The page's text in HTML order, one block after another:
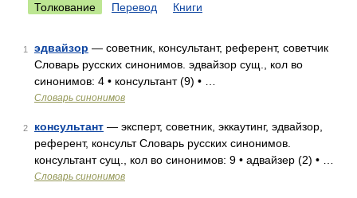
Толкование Перевод Книги
1 эдвайзор — советник, консультант, референт, советчик
Словарь русских синонимов. эдвайзор сущ., кол во
синонимов: 4 • консультант (9) • …
Словарь синонимов
2 консультант — эксперт, советник, эккаутинг, эдвайзор,
референт, консульт Словарь русских синонимов.
консультант сущ., кол во синонимов: 9 • адвайзер (2) • …
Словарь синонимов